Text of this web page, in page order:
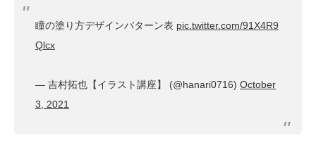
瞳の塗り方デザインパターン表 pic.twitter.com/91X4R9
Qlcx
— 吉村拓也【イラスト講座】 (@hanari0716) October
3, 2021